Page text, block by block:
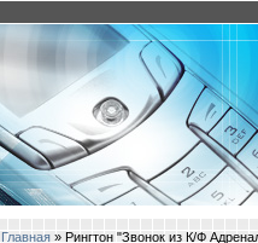
Главная » Рингтон "Звонок из К/Ф